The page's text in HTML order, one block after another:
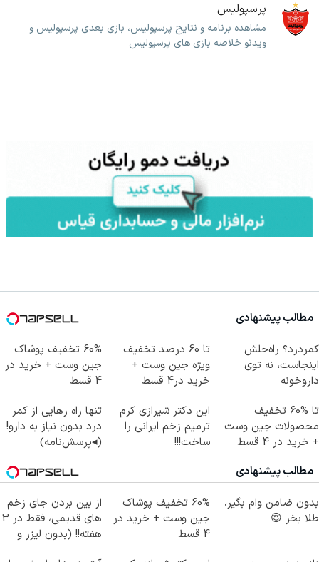
پرسپولیس
مشاهده برنامه و نتایج پرسپولیس، بازی بعدی پرسپولیس و
ویدئو خلاصه بازی های پرسپولیس
مطالب پیشنهادی
کمردرد؟ راه‌حلش
اینجاست، نه توی
داروخونه
تا 60 درصد تخفیف
ویژه جین وست +
خرید در4 قسط
60% تخفیف پوشاک
جین وست + خرید در
4 قسط
تا %60 تخفیف
محصولات جین وست
+ خرید در 4 قسط
این دکتر شیرازی کرم
ترمیم زخم ایرانی را
ساخت!!!
تنها راه رهایی از کمر
درد بدون نیاز به دارو!
(◂پرسش‌نامه)
مطالب پیشنهادی
بدون ضامن وام بگیر،
طلا بخر 😍
60% تخفیف پوشاک
جین وست + خرید در
4 قسط
از بین بردن جای زخم
های قدیمی، فقط در 3
هفته!! (بدون لیزر و